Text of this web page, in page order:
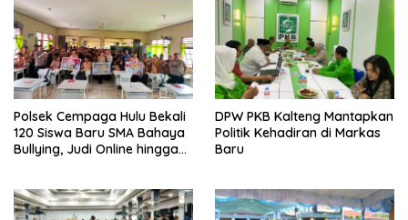
Polsek Cempaga Hulu Bekali
120 Siswa Baru SMA Bahaya
Bullying, Judi Online hingga
DPW PKB Kalteng Mantapkan
Politik Kehadiran di Markas
Baru